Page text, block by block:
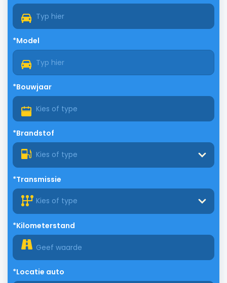
*Model
*Bouwjaar
*Brandstof
Kies of type
*Transmissie
Kies of type
*Kilometerstand
*Locatie auto